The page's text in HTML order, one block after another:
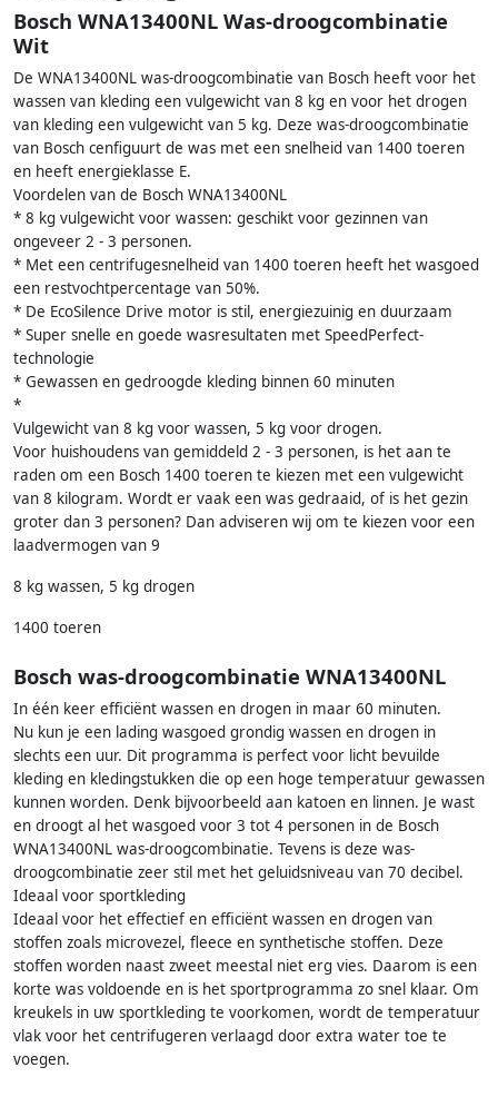
Bosch WNA13400NL Was-droogcombinatie
Wit
De WNA13400NL was-droogcombinatie van Bosch heeft voor het
wassen van kleding een vulgewicht van 8 kg en voor het drogen
van kleding een vulgewicht van 5 kg. Deze was-droogcombinatie
van Bosch cenfiguurt de was met een snelheid van 1400 toeren
en heeft energieklasse E.
Voordelen van de Bosch WNA13400NL
* 8 kg vulgewicht voor wassen: geschikt voor gezinnen van
ongeveer 2 - 3 personen.
* Met een centrifugesnelheid van 1400 toeren heeft het wasgoed
een restvochtpercentage van 50%.
* De EcoSilence Drive motor is stil, energiezuinig en duurzaam
* Super snelle en goede wasresultaten met SpeedPerfect-
technologie
* Gewassen en gedroogde kleding binnen 60 minuten
*
Vulgewicht van 8 kg voor wassen, 5 kg voor drogen.
Voor huishoudens van gemiddeld 2 - 3 personen, is het aan te
raden om een Bosch 1400 toeren te kiezen met een vulgewicht
van 8 kilogram. Wordt er vaak een was gedraaid, of is het gezin
groter dan 3 personen? Dan adviseren wij om te kiezen voor een
laadvermogen van 9
8 kg wassen, 5 kg drogen
1400 toeren
Bosch was-droogcombinatie WNA13400NL
In één keer efficiënt wassen en drogen in maar 60 minuten.
Nu kun je een lading wasgoed grondig wassen en drogen in
slechts een uur. Dit programma is perfect voor licht bevuilde
kleding en kledingstukken die op een hoge temperatuur gewassen
kunnen worden. Denk bijvoorbeeld aan katoen en linnen. Je wast
en droogt al het wasgoed voor 3 tot 4 personen in de Bosch
WNA13400NL was-droogcombinatie. Tevens is deze was-
droogcombinatie zeer stil met het geluidsniveau van 70 decibel.
Ideaal voor sportkleding
Ideaal voor het effectief en efficiënt wassen en drogen van
stoffen zoals microvezel, fleece en synthetische stoffen. Deze
stoffen worden naast zweet meestal niet erg vies. Daarom is een
korte was voldoende en is het sportprogramma zo snel klaar. Om
kreukels in uw sportkleding te voorkomen, wordt de temperatuur
vlak voor het centrifugeren verlaagd door extra water toe te
voegen.